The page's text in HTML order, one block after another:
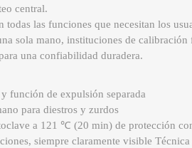
central.
las funciones que necesitan los
sola mano, instituciones de
una confiabilidad duradera.
función de expulsión separada
para diestros y zurdos
a 121 ℃ (20 min) de protección
siempre claramente visible